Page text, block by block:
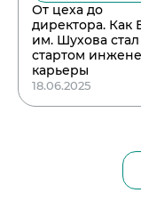
От цеха до
директора. Как
им. Шухова стал
стартом
карьеры
18.06.2025